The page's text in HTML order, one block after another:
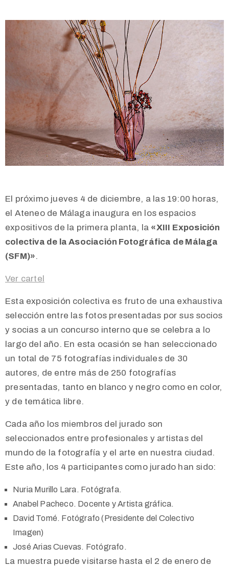
El próximo jueves 4 de diciembre, a las 19:00 horas,
el Ateneo de Málaga inaugura en los espacios
expositivos de la primera planta, la «XIII Exposición
colectiva de la Asociación Fotográfica de Málaga
(SFM)».
Ver cartel
Esta exposición colectiva es fruto de una exhaustiva
selección entre las fotos presentadas por sus socios
y socias a un concurso interno que se celebra a lo
largo del año. En esta ocasión se han seleccionado
un total de 75 fotografías individuales de 30
autores, de entre más de 250 fotografías
presentadas, tanto en blanco y negro como en color,
y de temática libre.
Cada año los miembros del jurado son
seleccionados entre profesionales y artistas del
mundo de la fotografía y el arte en nuestra ciudad.
Este año, los 4 participantes como jurado han sido:
Nuria Murillo Lara. Fotógrafa.
Anabel Pacheco. Docente y Artista gráfica.
David Tomé. Fotógrafo (Presidente del Colectivo
Imagen)
José Arias Cuevas. Fotógrafo.
La muestra puede visitarse hasta el 2 de enero de